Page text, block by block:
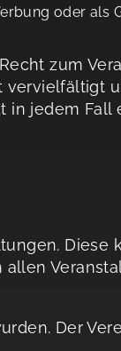
oder als
zum
vervielfältigt
in jedem Fall
Diese
Der